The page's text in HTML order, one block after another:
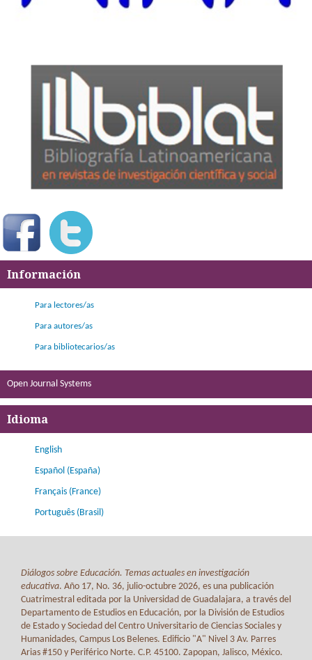
Información
Para lectores/as
Para autores/as
Para bibliotecarios/as
Open Journal Systems
Idioma
English
Español (España)
Français (France)
Português (Brasil)
Diálogos sobre Educación. Temas actuales en investigación
educativa. Año 17, No. 36, julio-octubre 2026, es una publicación
Cuatrimestral editada por la Universidad de Guadalajara, a través del
Departamento de Estudios en Educación, por la División de Estudios
de Estado y Sociedad del Centro Universitario de Ciencias Sociales y
Humanidades, Campus Los Belenes. Edificio "A" Nivel 3 Av. Parres
Arias #150 y Periférico Norte. C.P. 45100. Zapopan, Jalisco, México.